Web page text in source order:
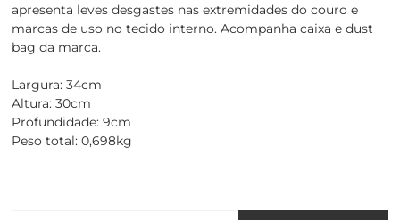
apresenta leves desgastes nas extremidades do couro e
marcas de uso no tecido interno. Acompanha caixa e dust
bag da marca.
Largura: 34cm
Altura: 30cm
Profundidade: 9cm
Peso total: 0,698kg